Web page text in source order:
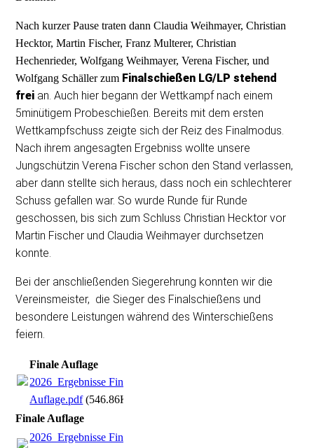
Nach kurzer Pause traten dann Claudia Weihmayer, Christian
Hecktor, Martin Fischer, Franz Multerer, Christian
Hechenrieder, Wolfgang Weihmayer, Verena Fischer, und
Wolfgang Schäller zum Finalschießen LG/LP stehend
frei an. Auch hier begann der Wettkampf nach einem
5minütigem Probeschießen. Bereits mit dem ersten
Wettkampfschuss zeigte sich der Reiz des Finalmodus.
Nach ihrem angesagten Ergebniss wollte unsere
Jungschützin Verena Fischer schon den Stand verlassen,
aber dann stellte sich heraus, dass noch ein schlechterer
Schuss gefallen war. So wurde Runde für Runde
geschossen, bis sich zum Schluss Christian Hecktor vor
Martin Fischer und Claudia Weihmayer durchsetzen
konnte.
Bei der anschließenden Siegerehrung konnten wir die
Vereinsmeister, die Sieger des Finalschießens und
besondere Leistungen während des Winterschießens
feiern.
Finale Auflage
2026_Ergebnisse Finale
Auflage.pdf(546.86KB)
Finale Auflage
2026_Ergebnisse Finale